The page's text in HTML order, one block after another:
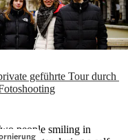
geführte Tour durch
people smiling in